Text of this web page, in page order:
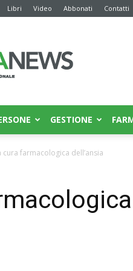
Libri Video Abbonati Contatti
GESTIONE
cura farmacologica dell’ansia